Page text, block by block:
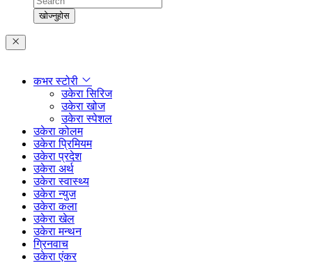
खोज्नुहोस
कभर स्टोरी
उकेरा सिरिज
उकेरा खोज
उकेरा स्पेशल
उकेरा कोलम
उकेरा प्रिमियम
उकेरा प्रदेश
उकेरा अर्थ
उकेरा स्वास्थ्य
उकेरा न्युज
उकेरा कला
उकेरा खेल
उकेरा मन्थन
ग्रिनवाच
उकेरा एंकर